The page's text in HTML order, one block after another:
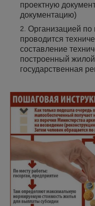
проектную
документацию)
Организацией по
проводится
составление
построенный
государственная